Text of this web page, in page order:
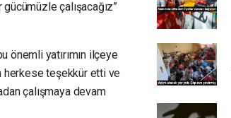
çalışacağız”
önemli yatırımın ilçeye
herkese teşekkür etti ve
çalışmaya devam